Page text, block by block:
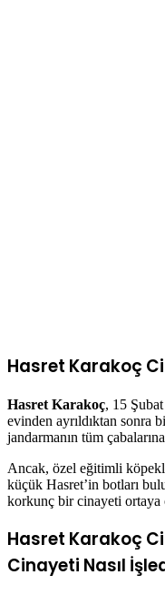
Hasret Karakoç
Hasret Karakoç, 15
evinden ayrıldıktan sonra
jandarmanın tüm
Ancak, özel eğitimli
küçük Hasret’in botları
korkunç bir cinayeti ortaya
Hasret Karakoç
Cinayeti Nasıl